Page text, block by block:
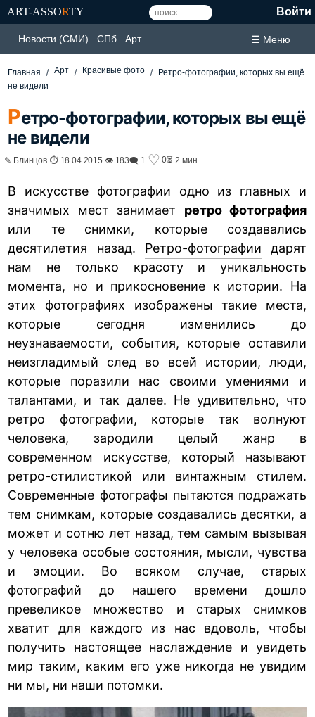
ART-ASSORTY Войти
Новости (СМИ) СПб Арт ☰ Меню
Главная Арт Красивые фото
Ретро-фотографии, которых вы ещё
не видели
Ретро-фотографии, которых вы ещё
не видели
✎ Блинцов ⏱ 18.04.2015 👁 183🗨 1 ♡ 0⏳ 2 мин
В искусстве фотографии одно из главных и
значимых мест занимает ретро фотография
или те снимки, которые создавались
десятилетия назад. Ретро-фотографии дарят
нам не только красоту и уникальность
момента, но и прикосновение к истории. На
этих фотографиях изображены такие места,
которые сегодня изменились до
неузнаваемости, события, которые оставили
неизгладимый след во всей истории, люди,
которые поразили нас своими умениями и
талантами, и так далее. Не удивительно, что
ретро фотографии, которые так волнуют
человека, зародили целый жанр в
современном искусстве, который называют
ретро-стилистикой или винтажным стилем.
Современные фотографы пытаются подражать
тем снимкам, которые создавались десятки, а
может и сотню лет назад, тем самым вызывая
у человека особые состояния, мысли, чувства
и эмоции. Во всяком случае, старых
фотографий до нашего времени дошло
превеликое множество и старых снимков
хватит для каждого из нас вдоволь, чтобы
получить настоящее наслаждение и увидеть
мир таким, каким его уже никогда не увидим
ни мы, ни наши потомки.